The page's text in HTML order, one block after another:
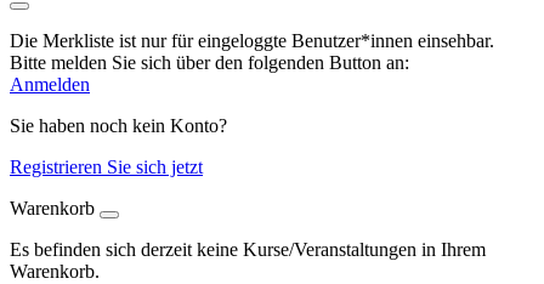
Die Merkliste ist nur für eingeloggte Benutzer*innen einsehbar.
Bitte melden Sie sich über den folgenden Button an:
Anmelden
Sie haben noch kein Konto?
Registrieren Sie sich jetzt
Warenkorb
Es befinden sich derzeit keine Kurse/Veranstaltungen in Ihrem
Warenkorb.